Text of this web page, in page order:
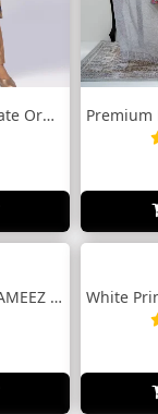
Sand Brown/Chocolate Ornamenta Theme Sha...
WOMENS SINGLE KAMEEZ by MUSLIN